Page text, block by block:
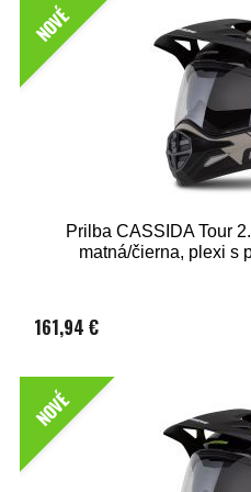
NOVÉ
Prilba CASSIDA Tour
matná/čierna, plexi s
161,94 €
NOVÉ